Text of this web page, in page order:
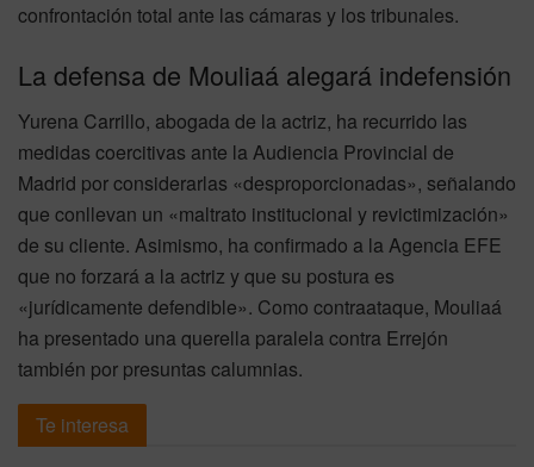
confrontación total ante las cámaras y los tribunales.
La defensa de Mouliaá alegará indefensión
Yurena Carrillo, abogada de la actriz, ha recurrido las
medidas coercitivas ante la Audiencia Provincial de
Madrid por considerarlas «desproporcionadas», señalando
que conllevan un «maltrato institucional y revictimización»
de su cliente. Asimismo, ha confirmado a la Agencia EFE
que no forzará a la actriz y que su postura es
«jurídicamente defendible». Como contraataque, Mouliaá
ha presentado una querella paralela contra Errejón
también por presuntas calumnias.
Te interesa